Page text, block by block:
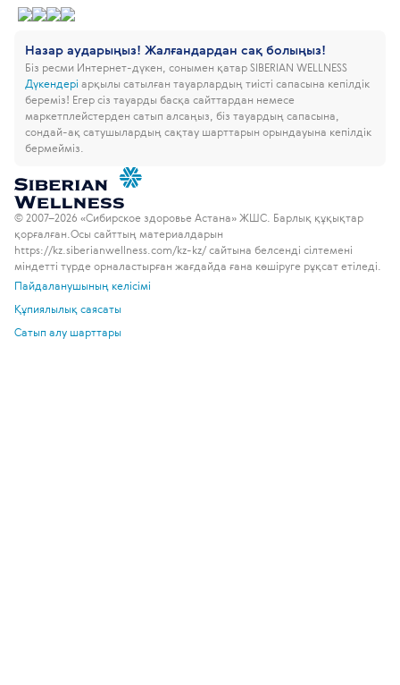
Назар аударыңыз! Жалғандардан сақ болыңыз!
Біз ресми Интернет-дүкен, сонымен қатар SIBERIAN WELLNESS
Дүкендері арқылы сатылған тауарлардың тиісті сапасына кепілдік
береміз! Егер сіз тауарды басқа сайттардан немесе
маркетплейстерден сатып алсаңыз, біз тауардың сапасына,
сондай-ақ сатушылардың сақтау шарттарын орындауына кепілдік
бермейміз.
© 2007–2026 «Сибирское здоровье Астана» ЖШС. Барлық құқықтар
қорғалған. Осы сайттың материалдарын
https://kz.siberianwellness.com/kz-kz/ сайтына белсенді сілтемені
міндетті түрде орналастырған жағдайда ғана көшіруге рұқсат етіледі.
Пайдаланушының келісімі
Құпиялылық саясаты
Сатып алу шарттары